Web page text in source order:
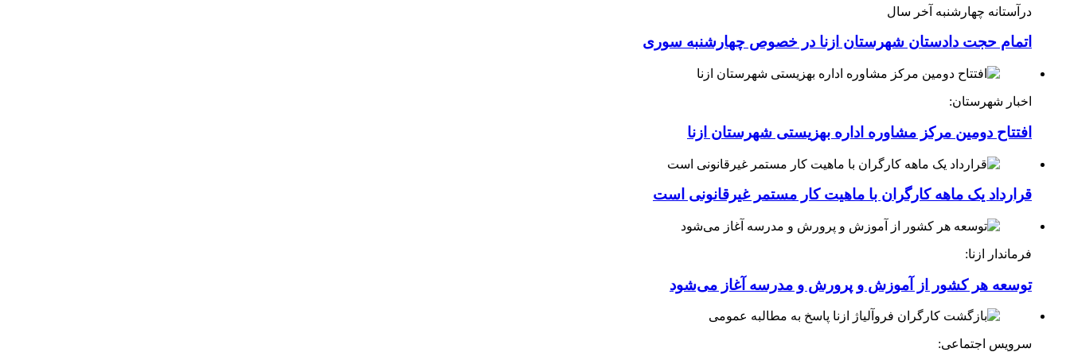
درآستانه چهارشنبه آخر سال
اتمام حجت دادستان شهرستان ازنا در خصوص چهارشنبه ‌سوری
اخبار شهرستان:
افتتاح دومین مرکز مشاوره اداره بهزیستی شهرستان ازنا
قرارداد یک ماهه کارگران با ماهیت کار مستمر غیرقانونی است
فرماندار ازنا:
توسعه هر کشور از آموزش و پرورش و مدرسه آغاز می‌شود
سرویس اجتماعی: